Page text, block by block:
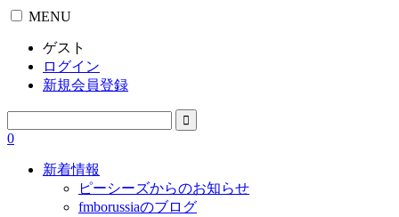
MENU
ゲスト
ログイン
新規会員登録
0
新着情報
ピーシーズからのお知らせ
fmborussiaのブログ